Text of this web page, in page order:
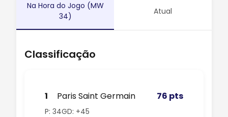
Na Hora do Jogo (MW
34)
Atual
Classificação
1 Paris Saint Germain 76 pts
P: 34GD: +45